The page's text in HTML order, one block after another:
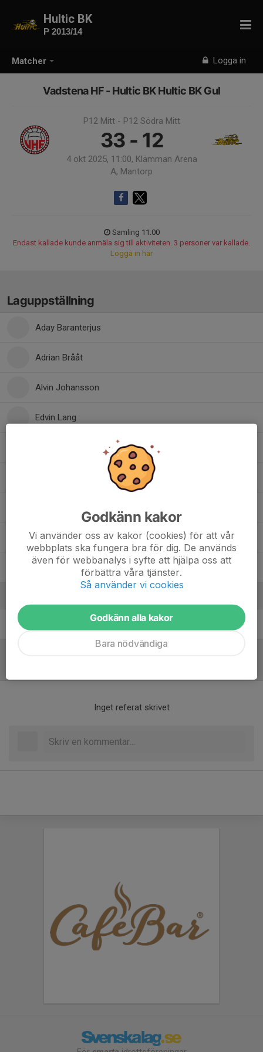
Matcher Logga in
Hultic BK
P 2013/14
Vadstena HF - Hultic BK Hultic BK Gul
P12 Mitt - P12 Södra Mitt
33 - 12
4 okt 2025, 11:00, Klämman Arena
A, Mantorp
Samling 11:00
Endast kallade kunde anmäla sig till aktiviteten. 3 personer var kallade.
Logga in här
Laguppställning
Aday Baranterjus
Adrian Brååt
Alvin Johansson
Edvin Lang
Elliot Södergren-Eriksson
Sid Wickberg
Timmy Olander
Fredrik JohanssonLedare
Inget referat skrivet
Godkänn kakor
Vi använder oss av kakor (cookies) för att vår
webbplats ska fungera bra för dig. De används
även för webbanalys i syfte att hjälpa oss att
förbättra våra tjänster.
Så använder vi cookies
Godkänn alla kakor
Bara nödvändiga